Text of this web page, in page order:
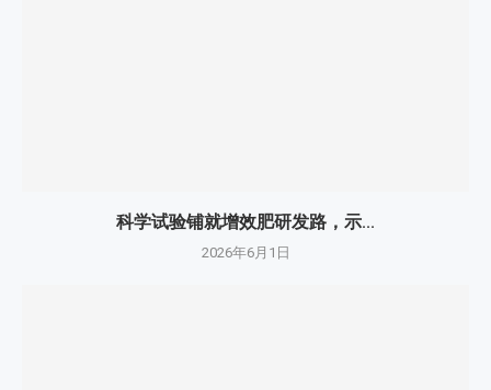
科学试验铺就增效肥研发路，示...
2026年6月1日